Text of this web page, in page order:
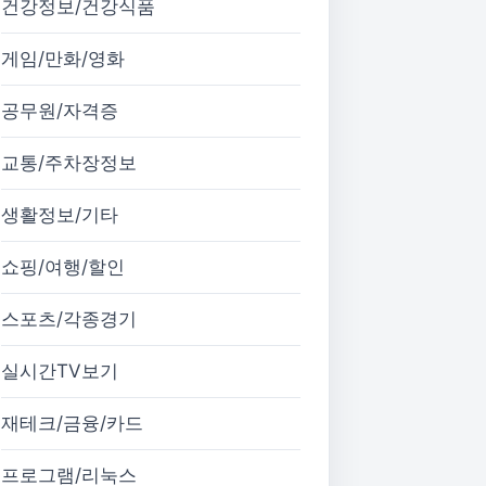
건강정보/건강식품
게임/만화/영화
공무원/자격증
교통/주차장정보
생활정보/기타
쇼핑/여행/할인
스포츠/각종경기
실시간TV보기
재테크/금융/카드
프로그램/리눅스